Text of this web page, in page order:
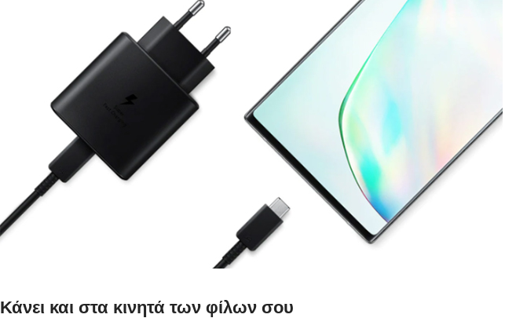
Κάνει και στα κινητά των φίλων σου